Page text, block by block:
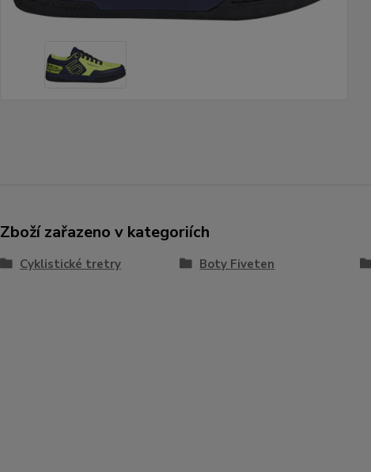
Zboží zařazeno v kategoriích
Cyklistické tretry Boty Fiveten